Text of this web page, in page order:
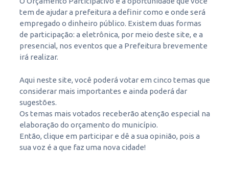
tem de ajudar a prefeitura a definir como e onde será
empregado o dinheiro público. Existem duas formas
de participação: a eletrônica, por meio deste site, e a
presencial, nos eventos que a Prefeitura brevemente
irá realizar.
Aqui neste site, você poderá votar em cinco temas que
considerar mais importantes e ainda poderá dar
sugestões.
Os temas mais votados receberão atenção especial na
elaboração do orçamento do município.
Então, clique em participar e dê a sua opinião, pois a
sua voz é a que faz uma nova cidade!